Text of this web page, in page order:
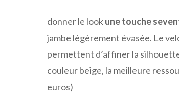
donner le lookune touche
jambe légèrement évasée. Le
permettent d’affiner la
couleur beige, la meilleure
euros)